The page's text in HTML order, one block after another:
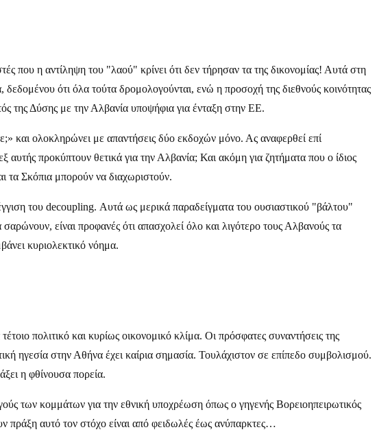
που η αντίληψη του "λαού" κρίνει ότι δεν τήρησαν τα της δικονομίας! Αυτά στη
ότι όλα τούτα δρομολογούνται, ενώ η προσοχή της διεθνούς κοινότητας
της Δύσης με την Αλβανία υποψήφια για ένταξη στην ΕΕ.
και ολοκληρώνει με απαντήσεις δύο εκδοχών μόνο. Ας αναφερθεί επί
αυτής προκύπτουν θετικά για την Αλβανία; Και ακόμη για ζητήματα που ο ίδιος
τα Σκόπια μπορούν να διαχωριστούν.
του decoupling. Αυτά ως μερικά παραδείγματα του ουσιαστικού "βάλτου"
είναι προφανές ότι απασχολεί όλο και λιγότερο τους Αλβανούς τα
κυριολεκτικό νόημα.
πολιτικό και κυρίως οικονομικό κλίμα. Οι πρόσφατες συναντήσεις της
ηγεσία στην Αθήνα έχει καίρια σημασία. Τουλάχιστον σε επίπεδο συμβολισμού.
η φθίνουσα πορεία.
των κομμάτων για την εθνική υποχρέωση όπως ο γηγενής Βορειοηπειρωτικός
πράξη αυτό τον στόχο είναι από φειδωλές έως ανύπαρκτες…